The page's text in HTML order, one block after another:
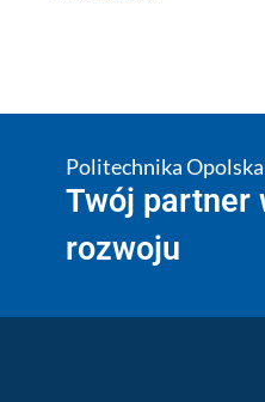
Politechnika Opolska
Twój partner
rozwoju